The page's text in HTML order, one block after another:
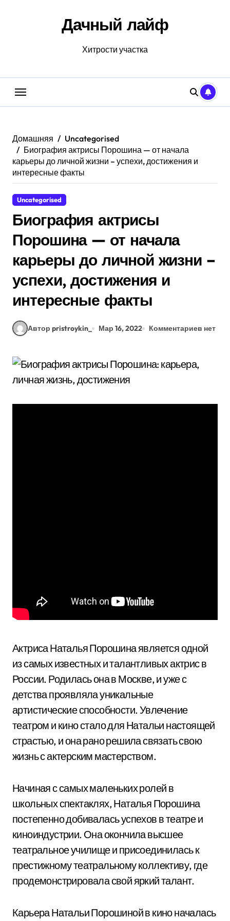
Дачный лайф
Хитрости участка
Домашняя
Uncategorised
Биография актрисы Порошина — от начала
карьеры до личной жизни – успехи, достижения и
интересные факты
Uncategorised
Биография актрисы
Порошина — от начала
карьеры до личной жизни –
успехи, достижения и
интересные факты
Автор pristroykin_ Мар 16, 2022 Комментариев нет
Актриса Наталья Порошина является одной
из самых известных и талантливых актрис в
России. Родилась она в Москве, и уже с
детства проявляла уникальные
артистические способности. Увлечение
театром и кино стало для Натальи настоящей
страстью, и она рано решила связать свою
жизнь с актерским мастерством.
Начиная с самых маленьких ролей в
школьных спектаклях, Наталья Порошина
постепенно добивалась успехов в театре и
киноиндустрии. Она окончила высшее
театральное училище и присоединилась к
престижному театральному коллективу, где
продемонстрировала свой яркий талант.
Карьера Натальи Порошиной в кино началась